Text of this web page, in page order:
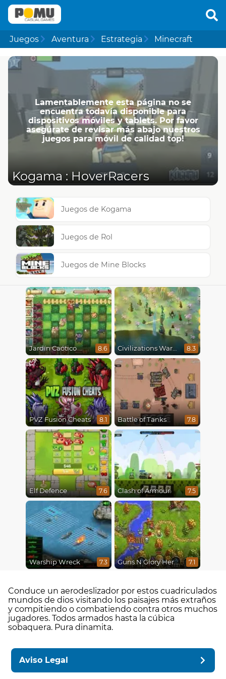
Juegos Aventura Estrategia Minecraft
Lamentablemente esta página no se
encuentra todavía disponible para
dispositivos móviles y tablets. Por favor
asegúrate de revisar más abajo nuestros
juegos para móvil de calidad top!
Kogama : HoverRacers
Juegos de Kogama
Juegos de Rol
Juegos de Mine Blocks
Jardín Caótico 8.6 Civilizations Wars Master Edition 8.3
PVZ Fusion Cheats 8.1 Battle of Tanks 7.8
Elf Defence 7.6 Clash of Armour 7.5
Warship Wreck 7.3 Guns N Glory Heroes 7.1
Conduce un aerodeslizador por estos cuadriculados
mundos de dios visitando los paisajes más extraños
y compitiendo o combatiendo contra otros muchos
jugadores. Todos armados hasta la cúbica
sobaquera. Pura dinamita.
Aviso Legal